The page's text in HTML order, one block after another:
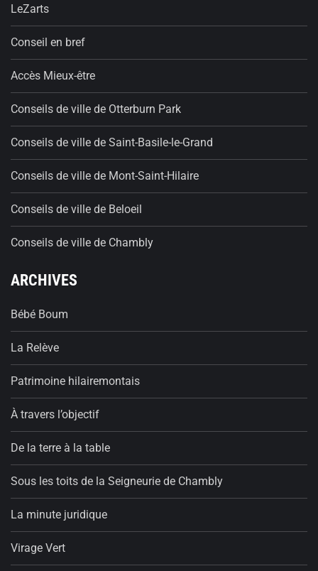
LeZarts
Conseil en bref
Accès Mieux-être
Conseils de ville de Otterburn Park
Conseils de ville de Saint-Basile-le-Grand
Conseils de ville de Mont-Saint-Hilaire
Conseils de ville de Beloeil
Conseils de ville de Chambly
ARCHIVES
Bébé Boum
La Relève
Patrimoine hilairemontais
À travers l’objectif
De la terre à la table
Sous les toits de la Seigneurie de Chambly
La minute juridique
Virage Vert